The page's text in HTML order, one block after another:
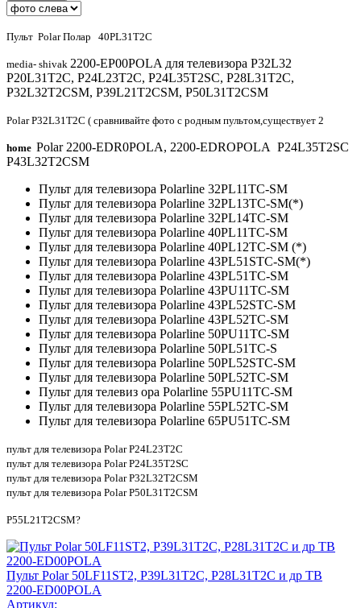
Пульт Polar Полар 40PL31T2C
media- shivak 2200-EP00POLA для телевизора P32L32
P20L31T2C, P24L23T2C, P24L35T2SC, P28L31T2C,
P32L32T2CSM, P39L21T2CSM, P50L31T2CSM
Polar P32L31T2C ( сравнивайте фото с родным пультом,существует 2
home Polar 2200-EDR0POLA, 2200-EDROPOLA P24L35T2SC
P43L32T2CSM
Пульт для телевизора Polarline 32PL11TC-SM
Пульт для телевизора Polarline 32PL13TC-SM(*)
Пульт для телевизора Polarline 32PL14TC-SM
Пульт для телевизора Polarline 40PL11TC-SM
Пульт для телевизора Polarline 40PL12TC-SM (*)
Пульт для телевизора Polarline 43PL51STC-SM(*)
Пульт для телевизора Polarline 43PL51TC-SM
Пульт для телевизора Polarline 43PU11TC-SM
Пульт для телевизора Polarline 43PL52STC-SM
Пульт для телевизора Polarline 43PL52TC-SM
Пульт для телевизора Polarline 50PU11TC-SM
Пульт для телевизора Polarline 50PL51TC-S
Пульт для телевизора Polarline 50PL52STC-SM
Пульт для телевизора Polarline 50PL52TC-SM
Пульт для телевиз ора Polarline 55PU11TC-SM
Пульт для телевизора Polarline 55PL52TC-SM
Пульт для телевизора Polarline 65PU51TC-SM
пульт для телевизора Polar P24L23T2C
пульт для телевизора Polar P24L35T2SC
пульт для телевизора Polar P32L32T2CSM
пульт для телевизора Polar P50L31T2CSM
P55L21T2CSM?
Пульт Polar 50LF11ST2, P39L31T2C, P28L31T2C и др ТВ
2200-ED00POLA
Артикул: